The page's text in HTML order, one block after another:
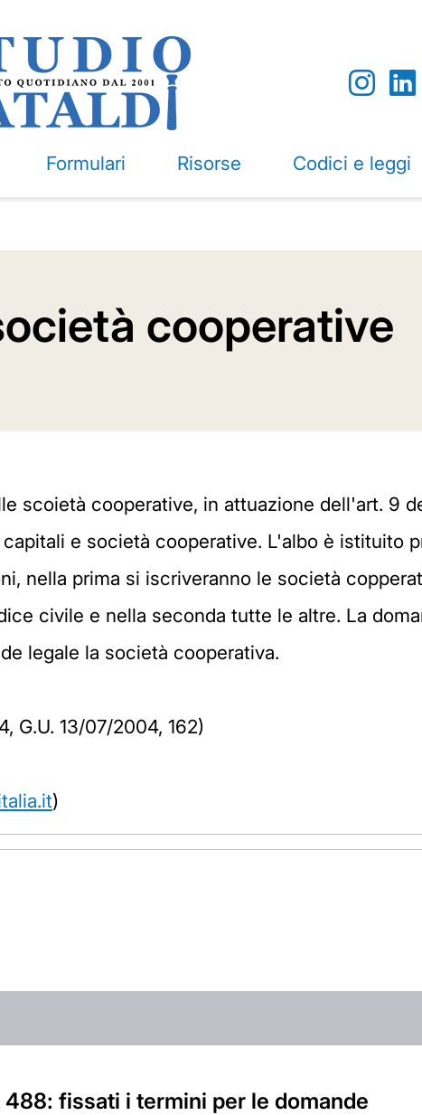
Formulari Risorse Codici e leggi
cooperative
scoietà cooperative, in attuazione dell'art. 9
e società cooperative. L'albo è istituito
nella prima si iscriveranno le società
civile e nella seconda tutte le altre. La
legale la società cooperativa.
G.U. 13/07/2004, 162)
)
fissati i termini per le domande